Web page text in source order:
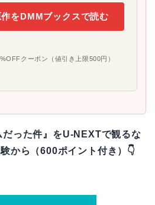
作をDMMブックスで読む
クーポン（値引き上限500円）
だった件』をU-NEXTで観るな
から（600ポイント付き）👇